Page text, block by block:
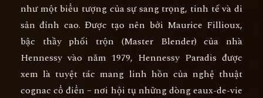
như một biểu tượng củasự sang trọng, tinh tế và di
sản đỉnh cao. Được tạo nên bởi Maurice Fillioux,
bậc thầy phối trộn (Master Blender) của nhà
Hennessy vào năm 1979, Hennessy Paradis được
xem làtuyệt tác mang linh hồn của nghệ thuật
cognac cổ điển – nơi hội tụ những dòng eaux-de-vie